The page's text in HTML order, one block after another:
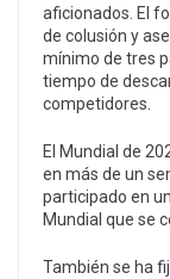
aficionados. El
de colusión y
mínimo de tres
tiempo de
competidores.
El Mundial de
en más de un
participado en
Mundial que se
También se ha